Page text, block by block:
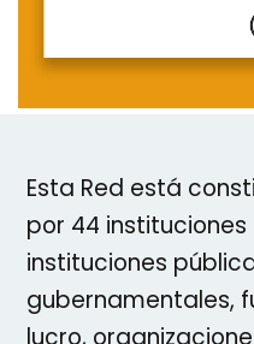
Esta Red está
por 44
instituciones
gubernamentales,
lucro,